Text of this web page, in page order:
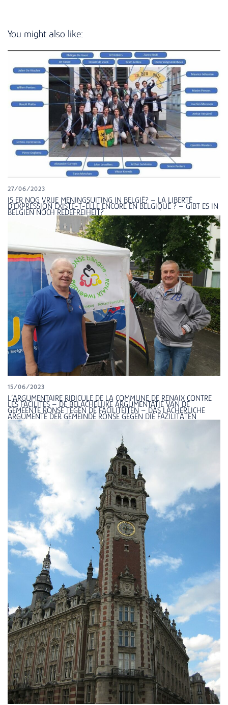
You might also like:
27/06/2023
IS ER NOG VRIJE MENINGSUITING IN BELGIË? – LA LIBERTÉ
D’EXPRESSION EXISTE-T-ELLE ENCORE EN BELGIQUE ? – GIBT ES IN
BELGIEN NOCH REDEFREIHEIT?
15/06/2023
L’ARGUMENTAIRE RIDICULE DE LA COMMUNE DE RENAIX CONTRE
LES FACILITES – DE BELACHELIJKE ARGUMENTATIE VAN DE
GEMEENTE RONSE TEGEN DE FACILITEITEN – DAS LÄCHERLICHE
ARGUMENTE DER GEMEINDE RONSE GEGEN DIE FAZILITÄTEN